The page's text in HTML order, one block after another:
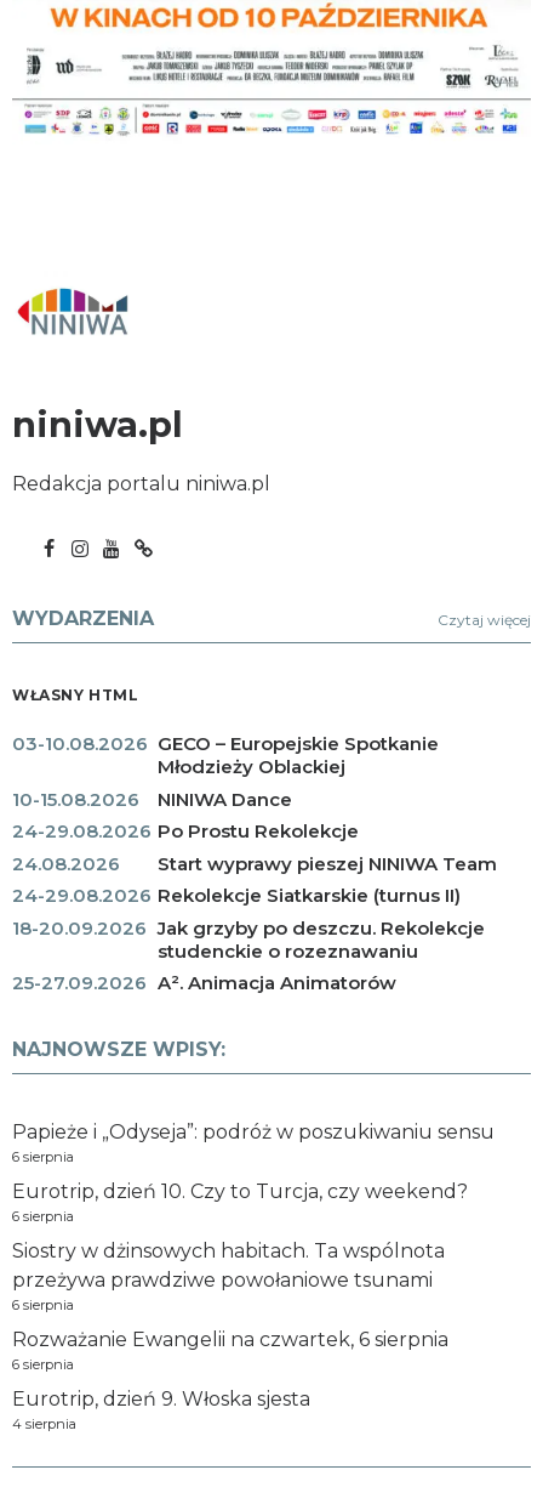
niniwa.pl
Redakcja portalu niniwa.pl
WYDARZENIA Czytaj więcej
WŁASNY HTML
03-10.08.2026 GECO – Europejskie Spotkanie
Młodzieży Oblackiej
10-15.08.2026
NINIWA Dance
24-29.08.2026 Po Prostu Rekolekcje
24.08.2026
Start wyprawy pieszej NINIWA Team
24-29.08.2026 Rekolekcje Siatkarskie (turnus II)
18-20.09.2026 Jak grzyby po deszczu. Rekolekcje
studenckie o rozeznawaniu
25-27.09.2026 A². Animacja Animatorów
NAJNOWSZE WPISY:
Papieże i „Odyseja”: podróż w poszukiwaniu sensu
6 sierpnia
Eurotrip, dzień 10. Czy to Turcja, czy weekend?
6 sierpnia
Siostry w dżinsowych habitach. Ta wspólnota
przeżywa prawdziwe powołaniowe tsunami
6 sierpnia
Rozważanie Ewangelii na czwartek, 6 sierpnia
6 sierpnia
Eurotrip, dzień 9. Włoska sjesta
4 sierpnia